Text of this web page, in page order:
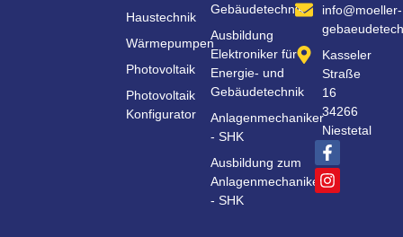
Haustechnik
Wärmepumpen
Photovoltaik
Photovoltaik
Konfigurator
Gebäudetechnik
Ausbildung
Elektroniker für
Energie- und
Gebäudetechnik
Anlagenmechaniker
- SHK
Ausbildung zum
Anlagenmechaniker
- SHK
info@moeller-
Kasseler
Straße
16
34266
Niestetal